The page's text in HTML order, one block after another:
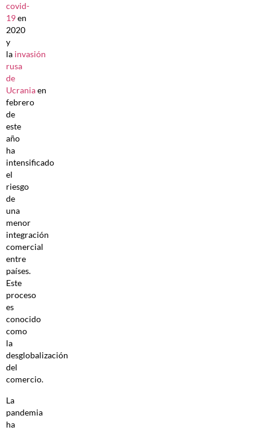
covid-
19en
2020
y
la invasión
rusa
de
Ucraniaen
febrero
de
este
año
ha
intensificado
el
riesgo
de
una
menor
integración
comercial
entre
países.
Este
proceso
es
conocido
como
la
desglobalización
del
comercio.
La
pandemia
ha